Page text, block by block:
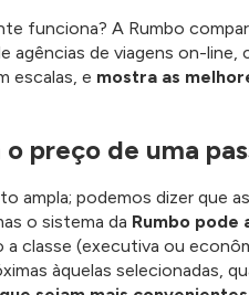
funciona? A Rumbo
agências de viagens on-
escalas, e mostra as
preço de uma
ampla; podemos dizer que
o sistema da Rumbo pode
classe (executiva ou
àquelas selecionadas,